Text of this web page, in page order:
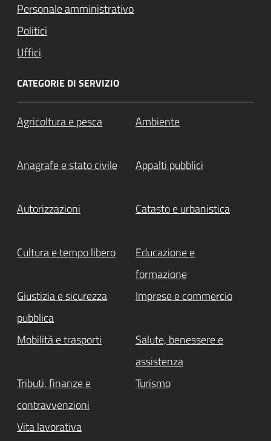
Personale amministrativo
Politici
Uffici
CATEGORIE DI SERVIZIO
Agricoltura e pesca Ambiente
Anagrafe e stato civile Appalti pubblici
Autorizzazioni Catasto e urbanistica
Cultura e tempo libero
Educazione e
formazione
Giustizia e sicurezza
pubblica
Imprese e commercio
Mobilità e trasporti
Salute, benessere e
assistenza
Tributi, finanze e
contravvenzioni
Turismo
Vita lavorativa